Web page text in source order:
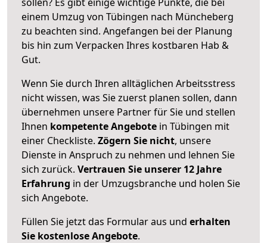
einem Umzug von Tübingen nach Müncheberg
zu beachten sind. Angefangen bei der Planung
bis hin zum Verpacken Ihres kostbaren Hab &
Gut.
Wenn Sie durch Ihren alltäglichen Arbeitsstress
nicht wissen, was Sie zuerst planen sollen, dann
übernehmen unsere Partner für Sie und stellen
Ihnen kompetente Angebote in Tübingen mit
einer Checkliste. Zögern Sie nicht, unsere
Dienste in Anspruch zu nehmen und lehnen Sie
sich zurück. Vertrauen Sie unserer 12 Jahre
Erfahrung in der Umzugsbranche und holen Sie
sich Angebote.
Füllen Sie jetzt das Formular aus und erhalten
Sie kostenlose Angebote.